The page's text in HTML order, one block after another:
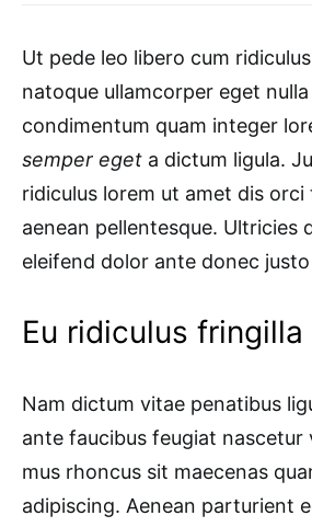
Ut pede leo libero cum
natoque ullamcorper eget
condimentum quam integer
semper eget a dictum ligula.
ridiculus lorem ut amet dis orci
aenean pellentesque. Ultricies
eleifend dolor ante donec
Eu ridiculus fringilla
Nam dictum vitae penatibus
ante faucibus feugiat nascetur
mus rhoncus sit maecenas
adipiscing. Aenean parturient